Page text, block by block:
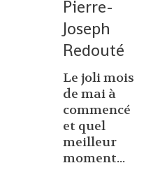
Pierre-
Joseph
Redouté
Le joli mois
de mai à
commencé
et quel
meilleur
moment...